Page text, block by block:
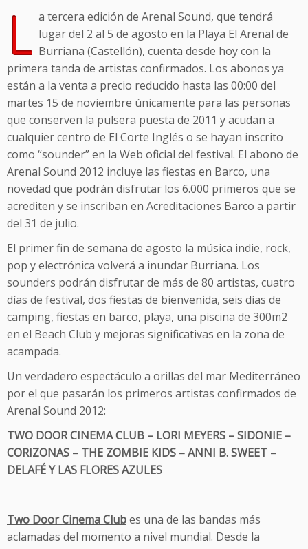
L a tercera edición de Arenal Sound, que tendrá
lugar del 2 al 5 de agosto en la Playa El Arenal de
Burriana (Castellón), cuenta desde hoy con la
primera tanda de artistas confirmados. Los abonos ya
están a la venta a precio reducido hasta las 00:00 del
martes 15 de noviembre únicamente para las personas
que conserven la pulsera puesta de 2011 y acudan a
cualquier centro de El Corte Inglés o se hayan inscrito
como “sounder” en la Web oficial del festival. El abono de
Arenal Sound 2012 incluye las fiestas en Barco, una
novedad que podrán disfrutar los 6.000 primeros que se
acrediten y se inscriban en Acreditaciones Barco a partir
del 31 de julio.
El primer fin de semana de agosto la música indie, rock,
pop y electrónica volverá a inundar Burriana. Los
sounders podrán disfrutar de más de 80 artistas, cuatro
días de festival, dos fiestas de bienvenida, seis días de
camping, fiestas en barco, playa, una piscina de 300m2
en el Beach Club y mejoras significativas en la zona de
acampada.
Un verdadero espectáculo a orillas del mar Mediterráneo
por el que pasarán los primeros artistas confirmados de
Arenal Sound 2012:
TWO DOOR CINEMA CLUB – LORI MEYERS – SIDONIE –
CORIZONAS – THE ZOMBIE KIDS – ANNI B. SWEET –
DELAFÉ Y LAS FLORES AZULES
Two Door Cinema Clubes una de las bandas más
aclamadas del momento a nivel mundial. Desde la